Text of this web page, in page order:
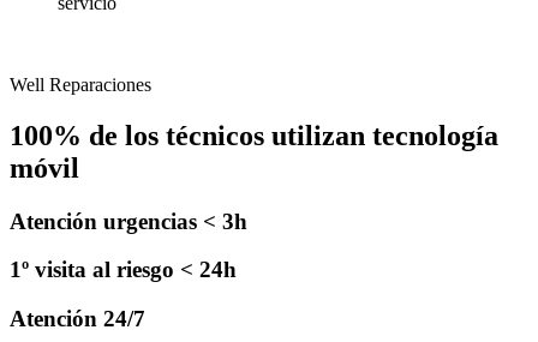
Well Reparaciones
100% de los técnicos utilizan tecnología
móvil
Atención urgencias < 3h
1º visita al riesgo < 24h
Atención 24/7